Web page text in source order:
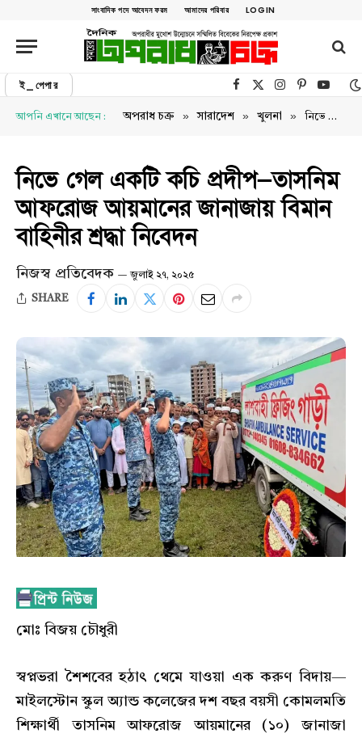
সাংবাদিক পদে আবেদন ফরম আমাদের পরিবার LOGIN
ই_পেপার Facebook
X (Twitter)Instagram
Pinterest
আপনি এখানে আছেন : অপরাধ চক্র » সারাদেশ » খুলনা » নিভে গেল একটি কচি প্রদীপ—তাসনিম আফরোজ আয়মানের জানাজায় বিমান বাহিনীর শ্রদ্ধা নিবেদন
নিভে গেল একটি কচি প্রদীপ—তাসনিম
আফরোজ আয়মানের জানাজায় বিমান
বাহিনীর শ্রদ্ধা নিবেদন
নিজস্ব প্রতিবেদক জুলাই ২৭, ২০২৫
SHARE
মোঃ বিজয় চৌধুরী
স্বপ্নভরা শৈশবের হঠাৎ থেমে যাওয়া এক করুণ বিদায়—
মাইলস্টোন স্কুল অ্যান্ড কলেজের দশ বছর বয়সী কোমলমতি
শিক্ষার্থী তাসনিম আফরোজ আয়মানের (১০) জানাজা